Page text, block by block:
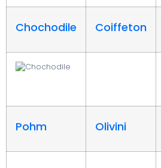
Chochodile Coiffeton
Pohm Olivini